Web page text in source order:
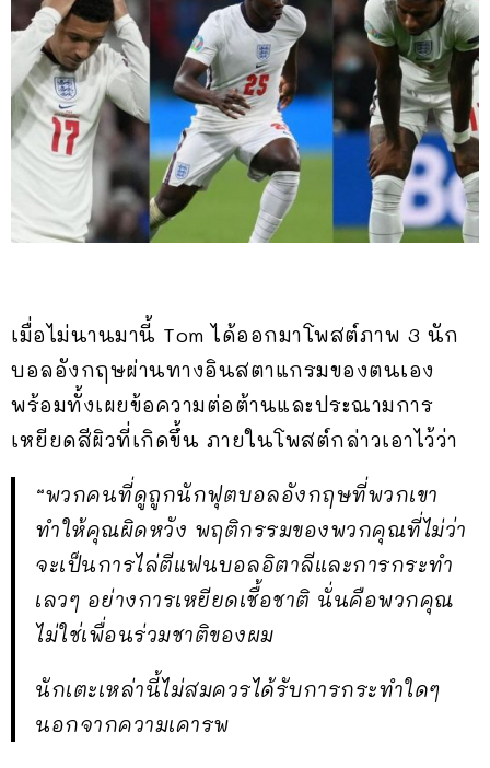
เมื่อไม่นานมานี้ Tom ได้ออกมาโพสต์ภาพ 3 นัก
บอลอังกฤษผ่านทางอินสตาแกรมของตนเอง
พร้อมทั้งเผยข้อความต่อต้านและประณามการ
เหยียดสีผิวที่เกิดขึ้น ภายในโพสต์กล่าวเอาไว้ว่า
“พวกคนที่ดูถูกนักฟุตบอลอังกฤษที่พวกเขา
ทำให้คุณผิดหวัง พฤติกรรมของพวกคุณที่ไม่ว่า
จะเป็นการไล่ตีแฟนบอลอิตาลีและการกระทำ
เลวๆ อย่างการเหยียดเชื้อชาติ นั่นคือพวกคุณ
ไม่ใช่เพื่อนร่วมชาติของผม
นักเตะเหล่านี้ไม่สมควรได้รับการกระทำใดๆ
นอกจากความเคารพ